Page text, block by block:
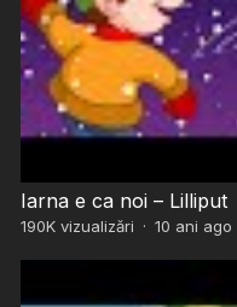
Iarna e ca noi – Lilliput
190Kvizualizări · 10 ani ago